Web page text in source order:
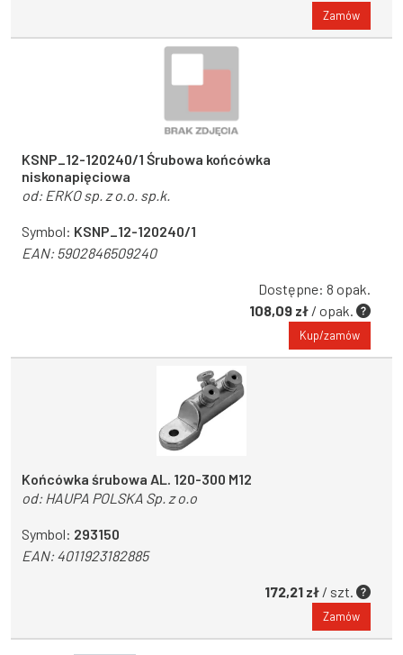
Zamów
KSNP_12-120240/1 Śrubowa końcówka
niskonapięciowa
od: ERKO sp. z o.o. sp.k.
Symbol: KSNP_12-120240/1
EAN:5902846509240
Dostępne: 8 opak.
108,09 zł / opak.
Kup/zamów
Końcówka śrubowa AL. 120-300 M12
od: HAUPA POLSKA Sp. z o.o
Symbol: 293150
EAN:4011923182885
172,21 zł / szt.
Zamów